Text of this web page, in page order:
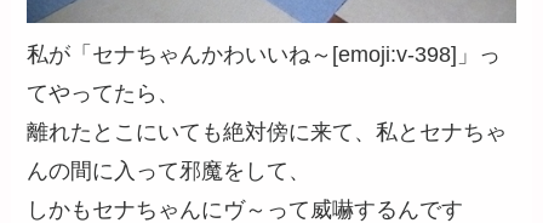
私が「セナちゃんかわいいね～[emoji:v-398]」っ
てやってたら、
離れたとこにいても絶対傍に来て、私とセナちゃ
んの間に入って邪魔をして、
しかもセナちゃんにヴ～って威嚇するんです